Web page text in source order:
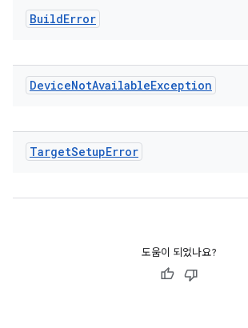
BuildError
DeviceNotAvailableException
TargetSetupError
도움이 되었나요?